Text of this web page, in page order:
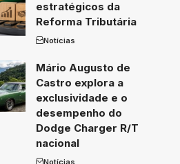
estratégicos da
Reforma Tributária
Notícias
Mário Augusto de
Castro explora a
exclusividade e o
desempenho do
Dodge Charger R/T
nacional
Notícias